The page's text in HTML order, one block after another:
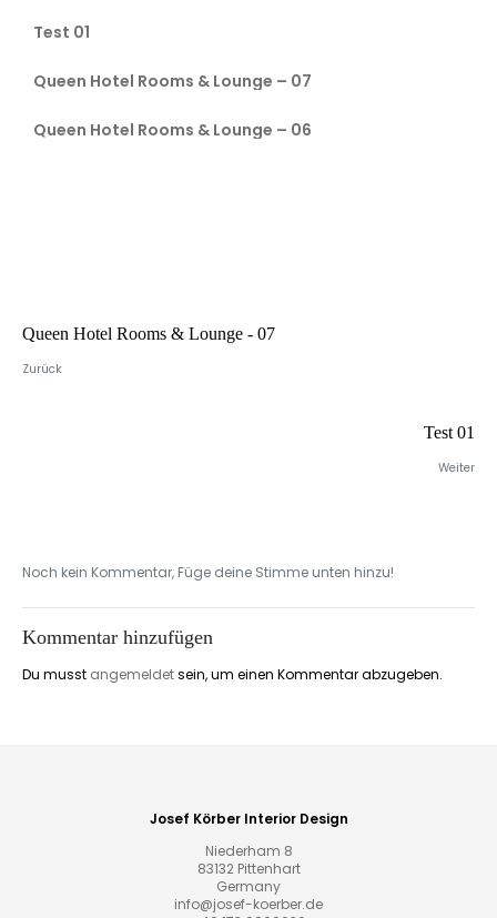
Test 01
Queen Hotel Rooms & Lounge – 07
Queen Hotel Rooms & Lounge – 06
Queen Hotel Rooms & Lounge - 07
Zurück
Test 01
Weiter
Noch kein Kommentar, Füge deine Stimme unten hinzu!
Kommentar hinzufügen
Du musst angemeldetsein, um einen Kommentar abzugeben.
Josef Körber Interior Design
Niederham 8
83132 Pittenhart
Germany
info@josef-koerber.de